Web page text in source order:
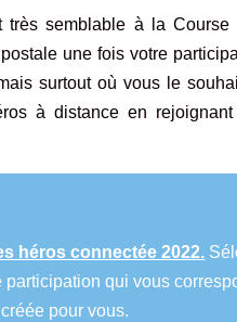
semblable à la Course
une fois votre
surtout où vous le
à distance en
héros connectée 2022.
qui vous
pour vous.